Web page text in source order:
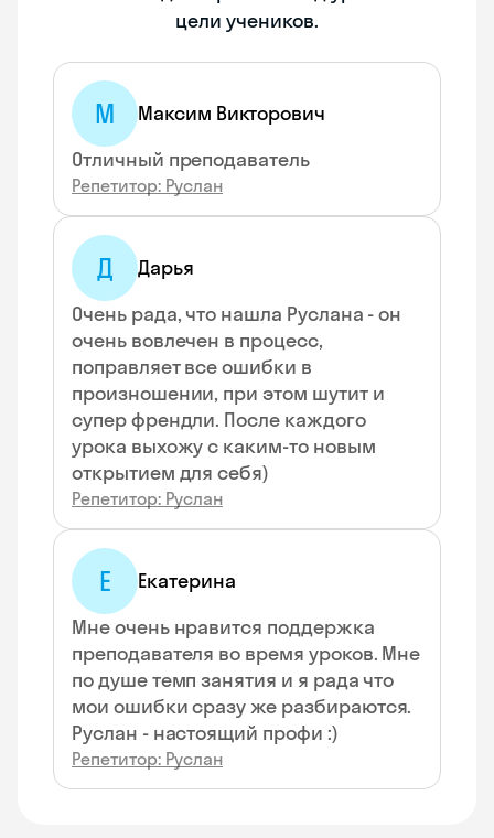
цели учеников.
М
Максим Викторович
Отличный преподаватель
Репетитор: Руслан
Д
Дарья
Очень рада, что нашла Руслана - он
очень вовлечен в процесс,
поправляет все ошибки в
произношении, при этом шутит и
супер френдли. После каждого
урока выхожу с каким-то новым
открытием для себя)
Репетитор: Руслан
Е
Екатерина
Мне очень нравится поддержка
преподавателя во время уроков. Мне
по душе темп занятия и я рада что
мои ошибки сразу же разбираются.
Руслан - настоящий профи :)
Репетитор: Руслан